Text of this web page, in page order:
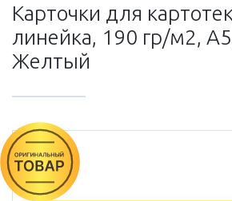
Карточки для
линейка, 190 гр/м2,
Желтый